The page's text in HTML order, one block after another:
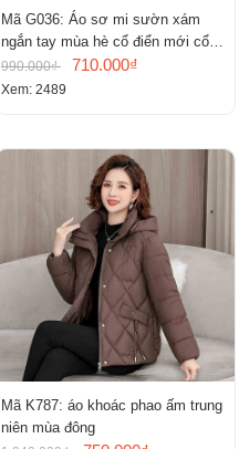
Mã G036: Áo sơ mi sườn xám
ngắn tay mùa hè cổ điển mới cổ
đứng
990.000₫ 710.000₫
Xem: 2489
Mã K787: áo khoác phao ấm trung
niên mùa đông